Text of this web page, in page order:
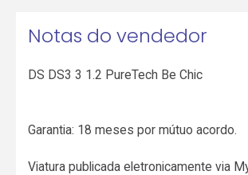
Notas do vendedor
DS DS3 3 1.2 PureTech Be Chic
Garantia: 18 meses por mútuo acordo.
Viatura publicada eletronicamente via